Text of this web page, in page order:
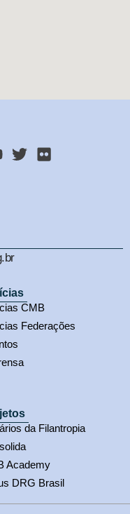
CMB
Federações
da Filantropia
Academy
DRG Brasil